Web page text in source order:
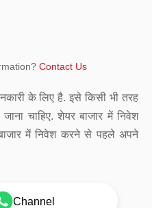
Contact Us
के लिए है. इसे किसी भी तरह
चाहिए. शेयर बाजार में निवेश
में निवेश करने से पहले अपने
Channel